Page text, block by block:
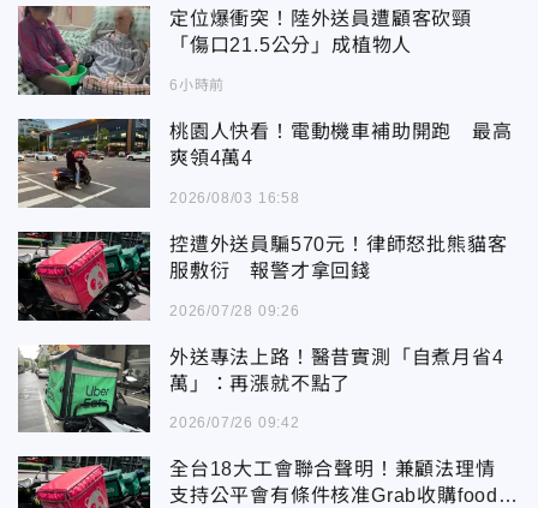
定位爆衝突！陸外送員遭顧客砍頸
「傷口21.5公分」成植物人
6小時前
桃園人快看！電動機車補助開跑 最高
爽領4萬4
2026/08/03 16:58
控遭外送員騙570元！律師怒批熊貓客
服敷衍 報警才拿回錢
2026/07/28 09:26
外送專法上路！醫昔實測「自煮月省4
萬」：再漲就不點了
2026/07/26 09:42
全台18大工會聯合聲明！兼顧法理情
支持公平會有條件核准Grab收購foodp